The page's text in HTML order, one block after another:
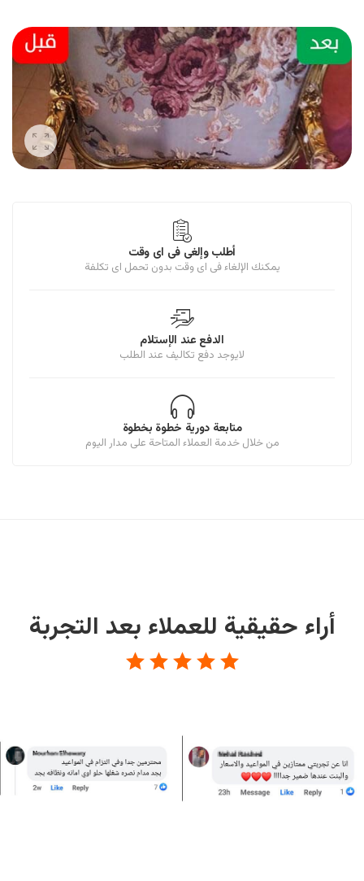
أطلب وإلغى فى اى وقت
يمكنك الإلغاء فى اى وقت بدون تحمل اى تكلفة
الدفع عند الإستلام
لايوجد دفع تكاليف عند الطلب
متابعة دورية خطوة بخطوة
من خلال خدمة العملاء المتاحة على مدار اليوم
أراء حقيقية للعملاء بعد التجربة